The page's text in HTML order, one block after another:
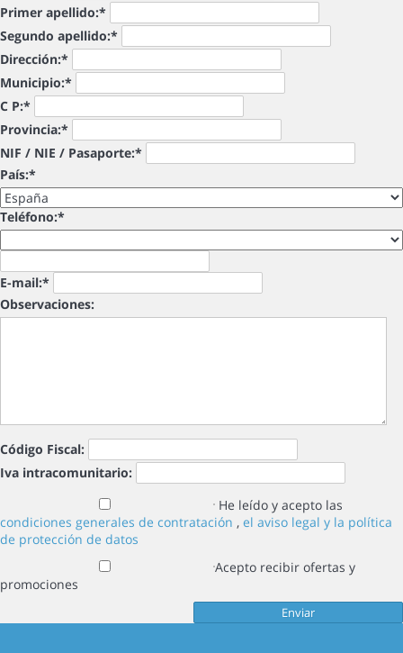
Primer apellido:*
Segundo apellido:*
Dirección:*
Municipio:*
C P:*
Provincia:*
NIF / NIE / Pasaporte:*
País:*
Teléfono:*
E-mail:*
Observaciones:
Código Fiscal:
Iva intracomunitario:
He leído y acepto las
condiciones generales de contratación , el aviso legal y la política
de protección de datos
Acepto recibir ofertas y
promociones